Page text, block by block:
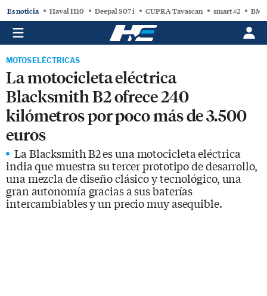
Es noticia Haval H10 Deepal S07 i CUPRA Tavascan smart #2
MOTOS ELÉCTRICAS
La motocicleta eléctrica
Blacksmith B2 ofrece 240
kilómetros por poco más de 3.500
euros
La Blacksmith B2 es una motocicleta eléctrica
india que muestra su tercer prototipo de desarrollo,
una mezcla de diseño clásico y tecnológico, una
gran autonomía gracias a sus baterías
intercambiables y un precio muy asequible.